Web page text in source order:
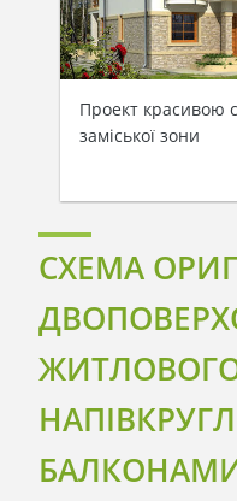
Проект красивою
заміської зони
СХЕМА